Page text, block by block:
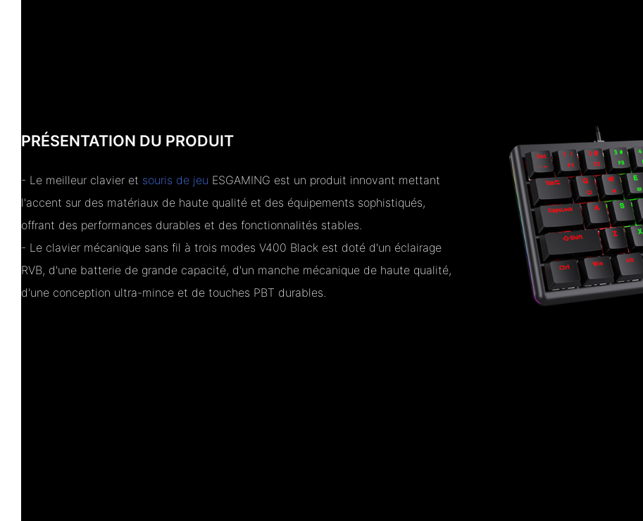
PRÉSENTATION DU PRODUIT
- Le meilleur clavier et souris de jeu ESGAMING est un produit innovant mettant
l'accent sur des matériaux de haute qualité et des équipements sophistiqués,
offrant des performances durables et des fonctionnalités stables.
- Le clavier mécanique sans fil à trois modes V400 Black est doté d'un éclairage
RVB, d'une batterie de grande capacité, d'un manche mécanique de haute qualité,
d'une conception ultra-mince et de touches PBT durables.